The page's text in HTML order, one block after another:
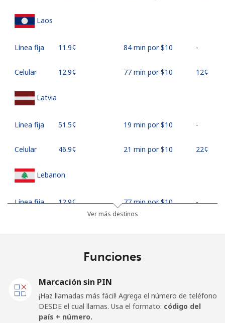
Laos
Línea fija ⁦11.9¢⁩ 84 min por ⁦$10⁩ -
Celular ⁦12.9¢⁩ 77 min por ⁦$10⁩ ⁦12¢⁩
Latvia
Línea fija ⁦51.5¢⁩ 19 min por ⁦$10⁩ -
Celular ⁦46.9¢⁩ 21 min por ⁦$10⁩ ⁦22¢⁩
Lebanon
Línea fija ⁦12.9¢⁩ 77 min por ⁦$10⁩ -
Línea fija ⁦68.5¢⁩
⁦67.9¢⁩ 14 min por ⁦$10⁩ ⁦10¢⁩
Ver más destinos
Funciones
Marcación sin PIN
¡Haz llamadas más fácil! Agrega el número de teléfono
DESDE el cual llamas. Usa el formato: código del
país + número.